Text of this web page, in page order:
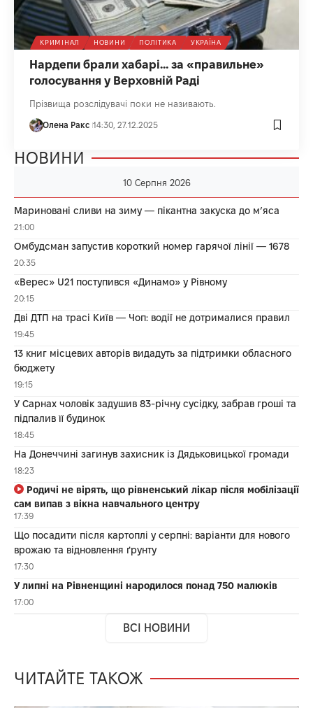
КРИМІНАЛ НОВИНИ ПОЛІТИКА УКРАЇНА
Нардепи брали хабарі… за «правильне»
голосування у Верховній Раді
Прізвища розслідувачі поки не називають.
Олена Ракс 14:30, 27.12.2025
НОВИНИ
10 Серпня 2026
Мариновані сливи на зиму — пікантна закуска до м’яса
21:00
Омбудсман запустив короткий номер гарячої лінії — 1678
20:35
«Верес» U21 поступився «Динамо» у Рівному
20:15
Дві ДТП на трасі Київ — Чоп: водії не дотрималися правил
19:45
13 книг місцевих авторів видадуть за підтримки обласного
бюджету
19:15
У Сарнах чоловік задушив 83-річну сусідку, забрав гроші та
підпалив її будинок
18:45
На Донеччині загинув захисник із Дядьковицької громади
18:23
Родичі не вірять, що рівненський лікар після мобілізації
сам випав з вікна навчального центру
17:39
Що посадити після картоплі у серпні: варіанти для нового
врожаю та відновлення ґрунту
17:30
У липні на Рівненщині народилося понад 750 малюків
17:00
ВСІ НОВИНИ
ЧИТАЙТЕ ТАКОЖ